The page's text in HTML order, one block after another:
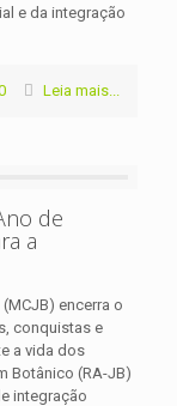
e da integração
Leia mais...
de
a
encerra o
conquistas e
a vida dos
Botânico (RA-JB)
integração